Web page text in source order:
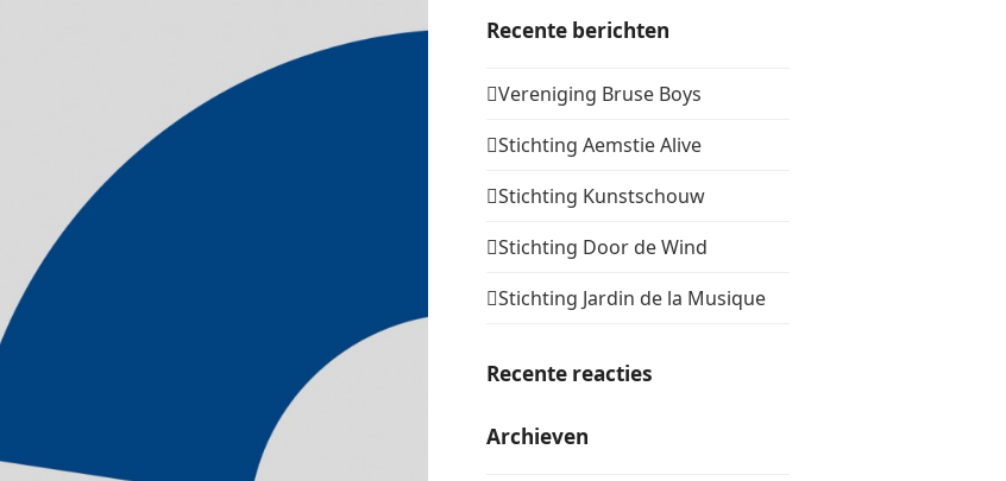
Recente berichten
Vereniging Bruse Boys
Stichting Aemstie Alive
Stichting Kunstschouw
Stichting Door de Wind
Stichting Jardin de la Musique
Recente reacties
Archieven